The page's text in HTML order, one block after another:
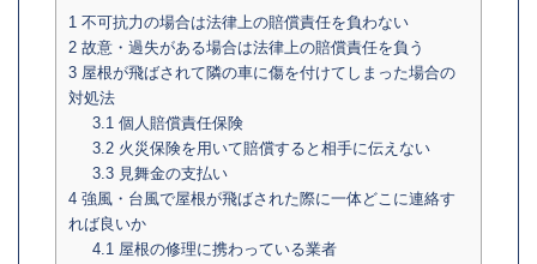
1 不可抗力の場合は法律上の賠償責任を負わない
2 故意・過失がある場合は法律上の賠償責任を負う
3 屋根が飛ばされて隣の車に傷を付けてしまった場合の
対処法
3.1個人賠償責任保険
3.2火災保険を用いて賠償すると相手に伝えない
3.3見舞金の支払い
4 強風・台風で屋根が飛ばされた際に一体どこに連絡す
れば良いか
4.1屋根の修理に携わっている業者